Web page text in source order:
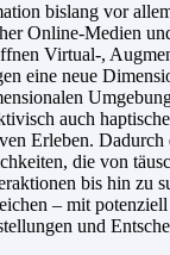
bislang vor
Online-Medien
Virtual-,
eine neue
auch
Erleben. Dadurch
die von
bis hin zu
– mit
und